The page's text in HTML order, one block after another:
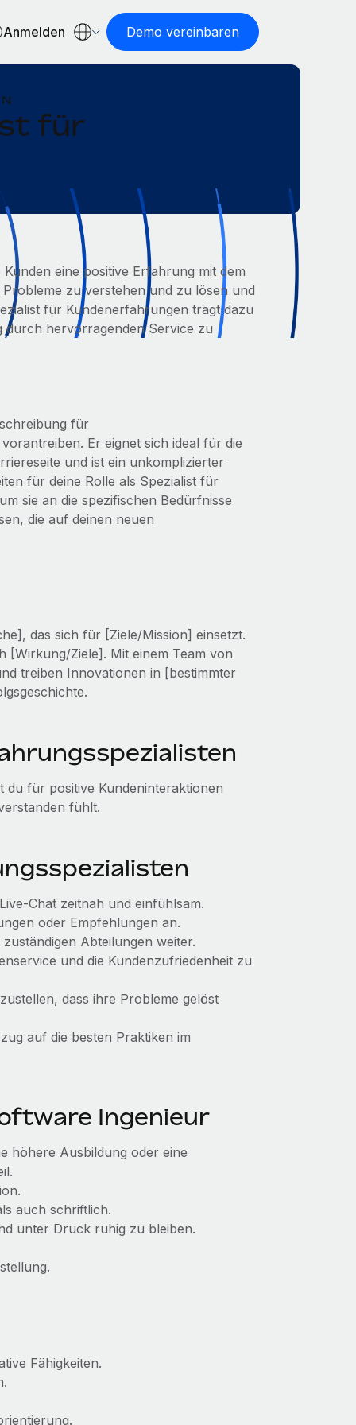
Anmelden Demo vereinbaren
für
eine positive Erfahrung mit dem
zu verstehen und zu lösen und
für Kundenerfahrungen trägt dazu
durch hervorragenden Service zu
für
Er eignet sich ideal für die
und ist ein unkomplizierter
für deine Rolle als Spezialist für
sie an die spezifischen Bedürfnisse
die auf deinen neuen
das sich für [Ziele/Mission] einsetzt.
Ziele]. Mit einem Team von
treiben Innovationen in [bestimmter
für positive Kundeninteraktionen
fühlt.
Chat zeitnah und einfühlsam.
oder Empfehlungen an.
Abteilungen weiter.
und die Kundenzufriedenheit zu
dass ihre Probleme gelöst
auf die besten Praktiken im
Ingenieur
höhere Ausbildung oder eine
auch schriftlich.
unter Druck ruhig zu bleiben.
Fähigkeiten.